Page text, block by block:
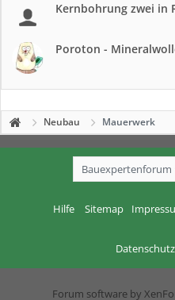
Kernbohrung zwei in
Poroton -
Neubau Mauerwerk
Bauexpertenforum
Hilfe Sitemap
Forum software by